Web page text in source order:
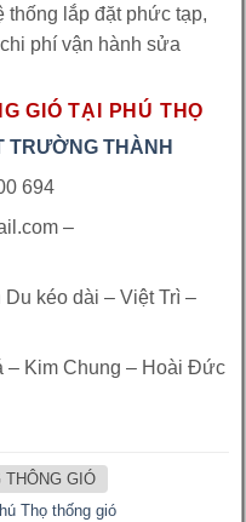
thống lắp đặt phức tạp,
phí vận hành sửa
GIÓ TẠI PHÚ THỌ
TRƯỜNG THÀNH
694
–
kéo dài – Việt Trì –
– Kim Chung – Hoài Đức
THÔNG GIÓ
Thọ thống gió